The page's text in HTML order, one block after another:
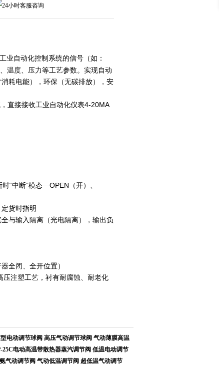
业自动化控制系统的信号（如：
温度、压力等工艺参数。实现自动
耗电能），环保（无碳排放），安
直接接收工业自动化仪表4-20MA
“中断”模态—OPEN（开）、
货时指明
与输入隔离（光电隔离），输出负
全闭、全开位置）
注塑工艺，衬有耐腐蚀、耐老化
电动调节球阀 高压气动调节球阀 气动薄膜高温
25C电动高温带散热器蒸汽调节阀 低温电动调节
气动调节阀 气动低温调节阀 超低温气动调节